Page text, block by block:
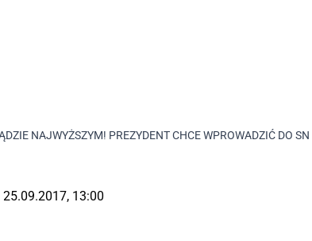
NAJWYŻSZYM! PREZYDENT CHCE WPROWADZIĆ DO SN
25.09.2017, 13:00